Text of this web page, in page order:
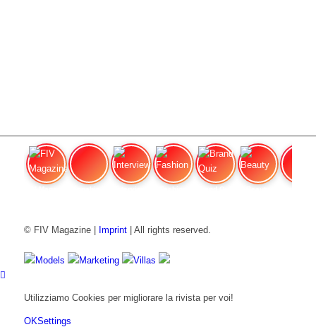
© FIV Magazine | Imprint| All rights reserved.
Models Marketing Villas
Utilizziamo Cookies per migliorare la rivista per voi!
OKSettings